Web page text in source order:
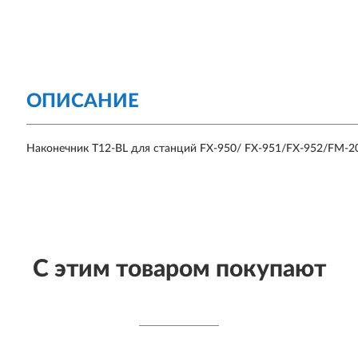
ОПИСАНИЕ
Наконечник T12-BL для станций FX-950/ FX-951/FX-952/FM-
С этим товаром покупают